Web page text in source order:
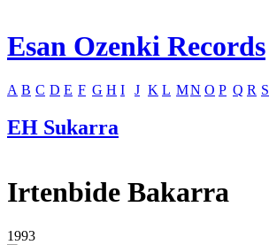
Esan Ozenki Records
A B C D E F G H I J K L MN O P Q R S
EH Sukarra
Irtenbide Bakarra
1993